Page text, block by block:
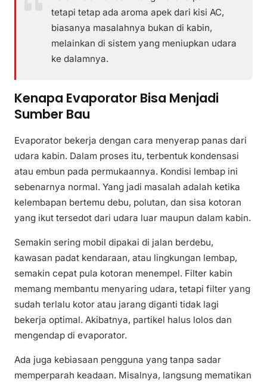
tetapi tetap ada aroma apek dari kisi AC,
biasanya masalahnya bukan di kabin,
melainkan di sistem yang meniupkan udara
ke dalamnya.
Kenapa Evaporator Bisa Menjadi
Sumber Bau
Evaporator bekerja dengan cara menyerap panas dari
udara kabin. Dalam proses itu, terbentuk kondensasi
atau embun pada permukaannya. Kondisi lembap ini
sebenarnya normal. Yang jadi masalah adalah ketika
kelembapan bertemu debu, polutan, dan sisa kotoran
yang ikut tersedot dari udara luar maupun dalam kabin.
Semakin sering mobil dipakai di jalan berdebu,
kawasan padat kendaraan, atau lingkungan lembap,
semakin cepat pula kotoran menempel. Filter kabin
memang membantu menyaring udara, tetapi filter yang
sudah terlalu kotor atau jarang diganti tidak lagi
bekerja optimal. Akibatnya, partikel halus lolos dan
mengendap di evaporator.
Ada juga kebiasaan pengguna yang tanpa sadar
memperparah keadaan. Misalnya, langsung mematikan